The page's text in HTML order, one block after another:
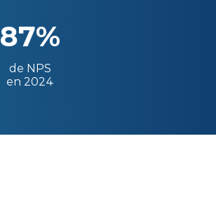
87%
de NPS
en 2024